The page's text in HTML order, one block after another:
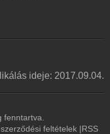
ideje: 2017.09.04.
feltételek |RSS